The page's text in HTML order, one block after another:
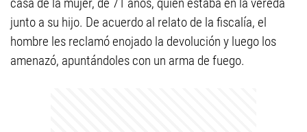
casa de la mujer, de 71 años, quien estaba en la vereda
junto a su hijo. De acuerdo al relato de la fiscalía, el
hombre les reclamó enojado la devolución y luego los
amenazó, apuntándoles con un arma de fuego.